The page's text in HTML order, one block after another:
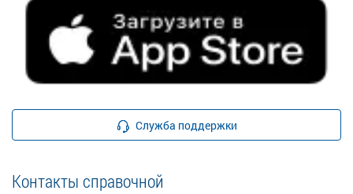
Служба поддержки
Контакты справочной